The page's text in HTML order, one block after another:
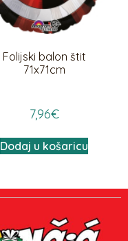
Folijski balon štit
71x71cm
7,96€
Dodaj u košaricu